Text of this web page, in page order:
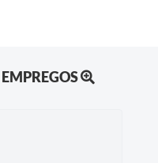
EMPREGOS